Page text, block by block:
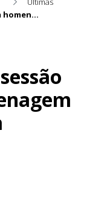
Câmara realiza sessão solene em homenagem ao Dia da África